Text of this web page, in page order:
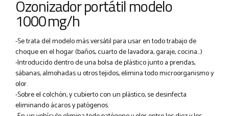
Ozonizador portátil modelo
1000 mg/h
-Se trata del modelo más versátil para usar en todo trabajo de
choque en el hogar (baños, cuarto de lavadora, garaje, cocina…)
-Introducido dentro de una bolsa de plástico junto a prendas,
sábanas, almohadas u otros tejidos, elimina todo microorganismo y
olor.
-Sobre el colchón, y cubierto con un plástico, se desinfecta
eliminando ácaros y patógenos.